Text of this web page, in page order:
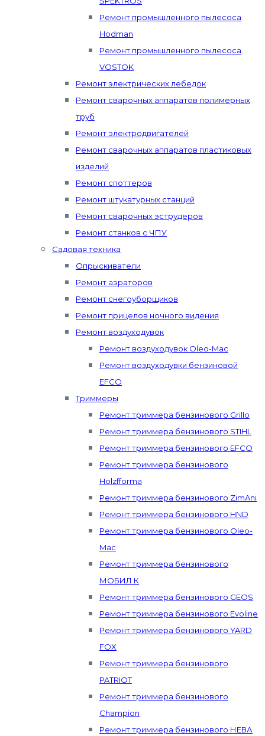
Ремонт промышленного пылесоса
Hodman
Ремонт промышленного пылесоса
VOSTOK
Ремонт электрических лебедок
Ремонт сварочных аппаратов полимерных
труб
Ремонт электродвигателей
Ремонт сварочных аппаратов пластиковых
изделий
Ремонт споттеров
Ремонт штукатурных станций
Ремонт сварочных эструдеров
Ремонт станков с ЧПУ
Садовая техника
Опрыскиватели
Ремонт аэраторов
Ремонт снегоуборщиков
Ремонт прицелов ночного видения
Ремонт воздуходувок
Ремонт воздуходувок Oleo-Mac
Ремонт воздуходувки бензиновой
EFCO
Триммеры
Ремонт триммера бензинового Grillo
Ремонт триммера бензинового STIHL
Ремонт триммера бензинового EFCO
Ремонт триммера бензинового
Holzfforma
Ремонт триммера бензинового ZimAni
Ремонт триммера бензинового HND
Ремонт триммера бензинового Oleo-
Mac
Ремонт триммера бензинового
МОБИЛ К
Ремонт триммера бензинового GEOS
Ремонт триммера бензинового Evoline
Ремонт триммера бензинового YARD
FOX
Ремонт триммера бензинового
PATRIOT
Ремонт триммера бензинового
Champion
Ремонт триммера бензинового НЕВА